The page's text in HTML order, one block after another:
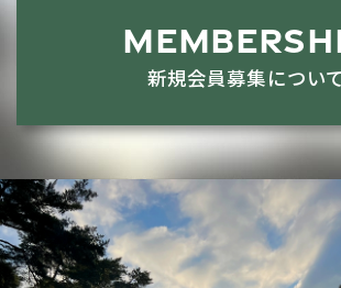
新規会員募集につい